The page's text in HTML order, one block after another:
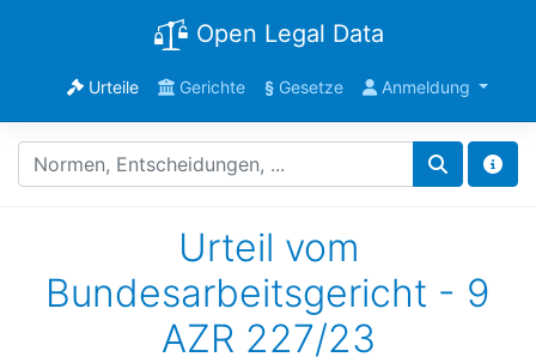
Open Legal Data
Urteile Gerichte §Gesetze Anmeldung
Urteil vom
Bundesarbeitsgericht - 9
AZR 227/23